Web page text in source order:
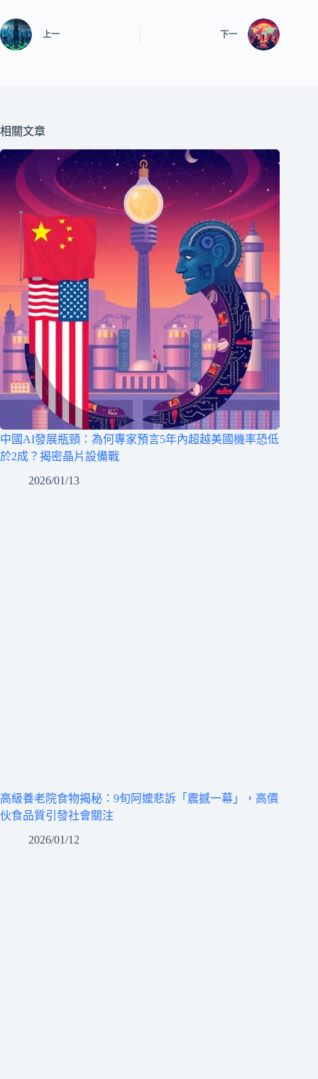
上一 下一
相關文章
中國AI發展瓶頸：為何專家預言5年內超越美國機率恐低
於2成？揭密晶片設備戰
2026/01/13
高級養老院食物揭秘：9旬阿嬤悲訴「震撼一幕」，高價
伙食品質引發社會關注
2026/01/12